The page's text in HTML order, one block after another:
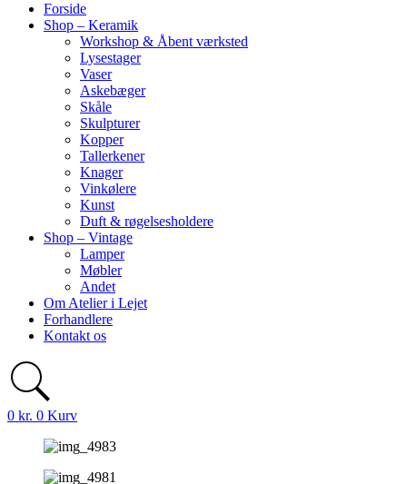
Forside
Shop – Keramik
Workshop & Åbent værksted
Lysestager
Vaser
Askebæger
Skåle
Skulpturer
Kopper
Tallerkener
Knager
Vinkølere
Kunst
Duft & røgelsesholdere
Shop – Vintage
Lamper
Møbler
Andet
Om Atelier i Lejet
Forhandlere
Kontakt os
0 kr. 0 Kurv